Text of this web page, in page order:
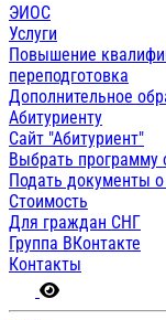
ЭИОС
Услуги
Повышение
переподготовка
Дополнительное
Абитуриенту
Сайт "Абитуриент"
Выбрать программу
Подать документы
Стоимость
Для граждан СНГ
Группа ВКонтакте
Контакты